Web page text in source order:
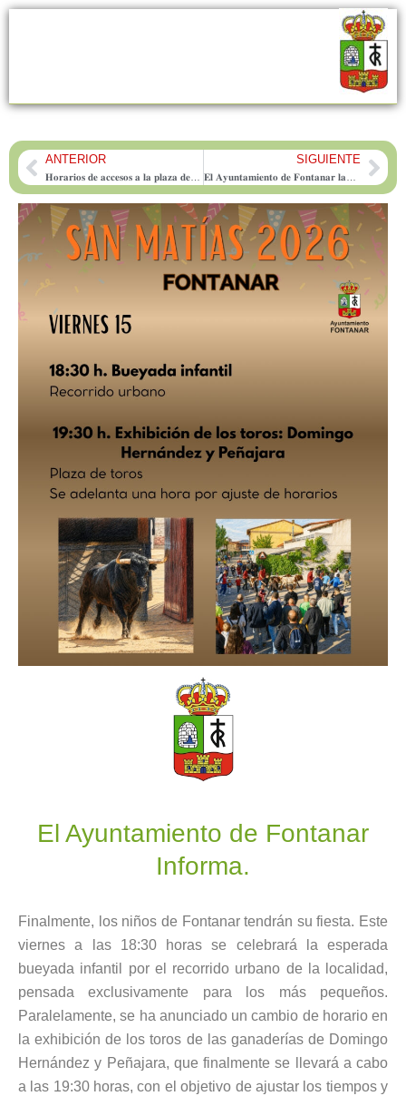
PrevANTERIOR SIGUIENTE
El Ayuntamiento de Fontanar
Informa.
Finalmente, los niños de Fontanar tendrán su fiesta. Este
viernes a las 18:30 horas se celebrará la esperada
bueyada infantil por el recorrido urbano de la localidad,
pensada exclusivamente para los más pequeños.
Paralelamente, se ha anunciado un cambio de horario en
la exhibición de los toros de las ganaderías de Domingo
Hernández y Peñajara, que finalmente se llevará a cabo
a las 19:30 horas, con el objetivo de ajustar los tiempos y